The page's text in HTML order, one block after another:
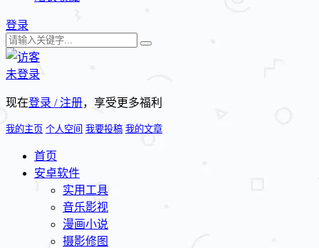
登录
未登录
现在登录 / 注册，享受更多福利
我的主页 个人空间 我要投稿 我的文章
首页
安卓软件
实用工具
音乐影视
漫画小说
摄影修图